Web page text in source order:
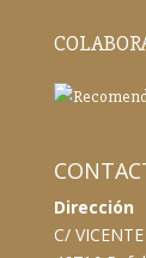
Dirección
C/